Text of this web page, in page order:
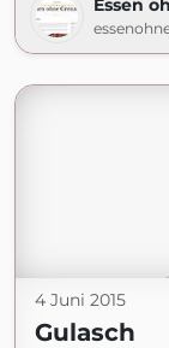
Essen
4 Juni 2015
Gulasch